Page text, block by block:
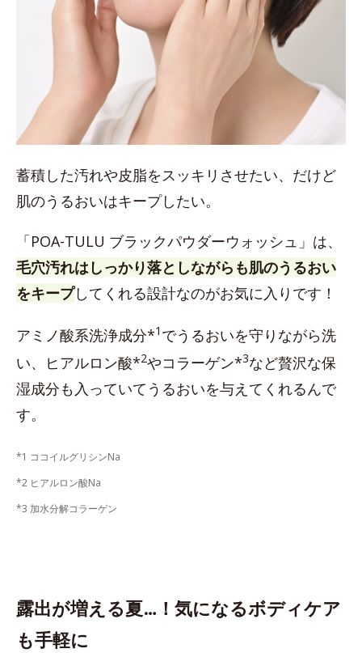
蓄積した汚れや皮脂をスッキリさせたい、だけど
肌のうるおいはキープしたい。
「POA-TULU ブラックパウダーウォッシュ」は、
毛穴汚れはしっかり落としながらも肌のうるおい
をキープしてくれる設計なのがお気に入りです！
アミノ酸系洗浄成分*1 でうるおいを守りながら洗
い、ヒアルロン酸*2やコラーゲン*3など贅沢な保
湿成分も入っていてうるおいを与えてくれるんで
す。
*1 ココイルグリシンNa
*2 ヒアルロン酸Na
*3 加水分解コラーゲン
露出が増える夏…！気になるボディケア
も手軽に